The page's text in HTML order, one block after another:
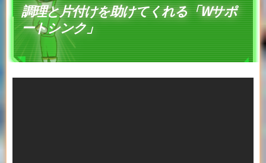
調理と片付けを助けてくれる「Wサポ
ートシンク」